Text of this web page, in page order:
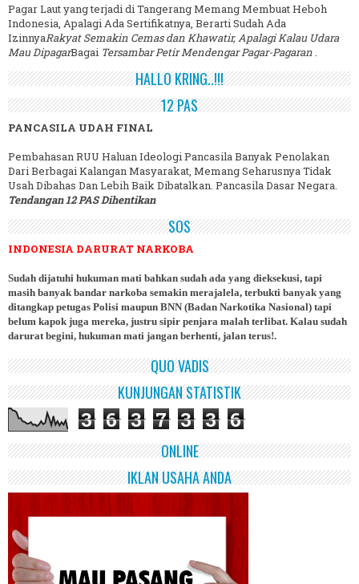
Pagar Laut yang terjadi di Tangerang Memang Membuat Heboh
Indonesia, Apalagi Ada Sertifikatnya, Berarti Sudah Ada
IzinnyaRakyat Semakin Cemas dan Khawatir, Apalagi Kalau Udara
Mau DipagarBagai Tersambar Petir Mendengar Pagar-Pagaran.
HALLO KRING..!!!
12 PAS
PANCASILA UDAH FINAL
Pembahasan RUU Haluan Ideologi Pancasila Banyak Penolakan
Dari Berbagai Kalangan Masyarakat, Memang Seharusnya Tidak
Usah Dibahas Dan Lebih Baik Dibatalkan. Pancasila Dasar Negara.
Tendangan 12 PAS Dihentikan
SOS
INDONESIA DARURAT NARKOBA
Sudah dijatuhi hukuman mati bahkan sudah ada yang dieksekusi, tapi
masih banyak bandar narkoba semakin merajalela, terbukti banyak yang
ditangkap petugas Polisi maupun BNN (Badan Narkotika Nasional) tapi
belum kapok juga mereka, justru sipir penjara malah terlibat. Kalau sudah
darurat begini, hukuman mati jangan berhenti, jalan terus!.
QUO VADIS
KUNJUNGAN STATISTIK
3 6 3 7 3 3 6
ONLINE
IKLAN USAHA ANDA